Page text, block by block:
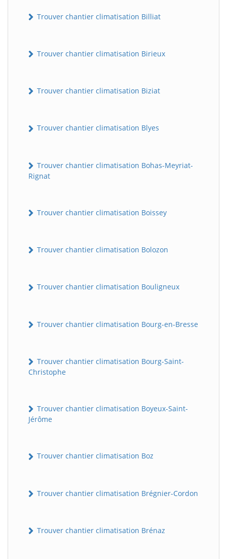
Trouver chantier climatisation Billiat
Trouver chantier climatisation Birieux
Trouver chantier climatisation Biziat
Trouver chantier climatisation Blyes
Trouver chantier climatisation Bohas-Meyriat-
Rignat
Trouver chantier climatisation Boissey
Trouver chantier climatisation Bolozon
Trouver chantier climatisation Bouligneux
Trouver chantier climatisation Bourg-en-Bresse
Trouver chantier climatisation Bourg-Saint-
Christophe
Trouver chantier climatisation Boyeux-Saint-
Jérôme
Trouver chantier climatisation Boz
Trouver chantier climatisation Brégnier-Cordon
Trouver chantier climatisation Brénaz